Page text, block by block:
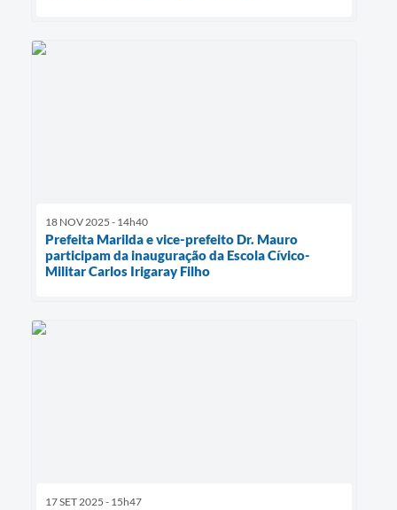
18 NOV 2025 - 14h40
Prefeita Marilda e vice-prefeito Dr. Mauro
participam da inauguração da Escola Cívico-
Militar Carlos Irigaray Filho
17 SET 2025 - 15h47